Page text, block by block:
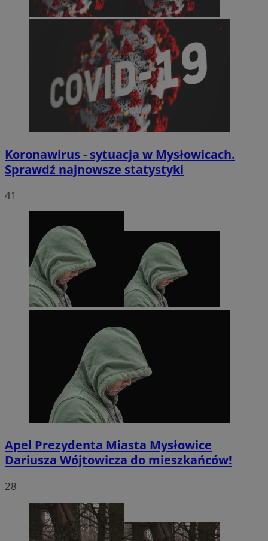
Koronawirus - sytuacja w Mysłowicach.
Sprawdź najnowsze statystyki
41
Apel Prezydenta Miasta Mysłowice
Dariusza Wójtowicza do mieszkańców!
28